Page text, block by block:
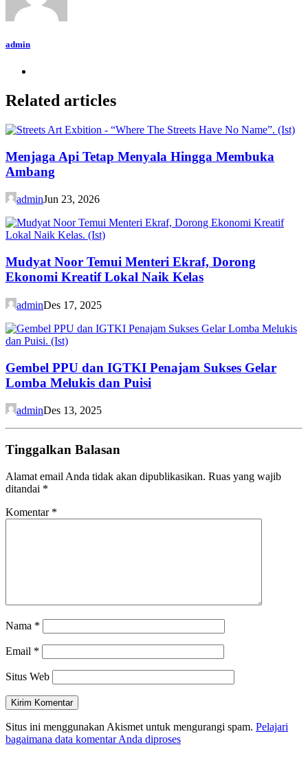
admin
Related articles
Menjaga Api Tetap Menyala Hingga Membuka
Ambang
adminJun 23, 2026
Mudyat Noor Temui Menteri Ekraf, Dorong
Ekonomi Kreatif Lokal Naik Kelas
adminDes 17, 2025
Gembel PPU dan IGTKI Penajam Sukses Gelar
Lomba Melukis dan Puisi
adminDes 13, 2025
Tinggalkan Balasan
Alamat email Anda tidak akan dipublikasikan. Ruas yang wajib
ditandai *
Komentar *
Nama *
Email *
Situs Web
Situs ini menggunakan Akismet untuk mengurangi spam. Pelajari
bagaimana data komentar Anda diproses